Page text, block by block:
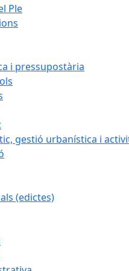
Ple
i pressupostària
gestió urbanística i
(edictes)